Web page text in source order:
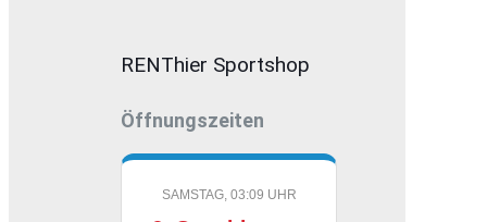
RENThier Sportshop
Öffnungszeiten
SAMSTAG, 03:09 UHR